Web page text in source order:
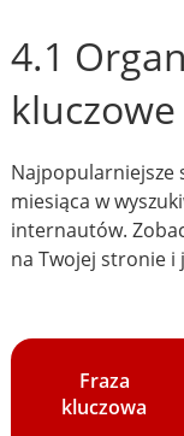
4.1
kluczowe
Najpopularniejsze
miesiąca w
internautów.
na Twojej stronie i
Fraza
kluczowa